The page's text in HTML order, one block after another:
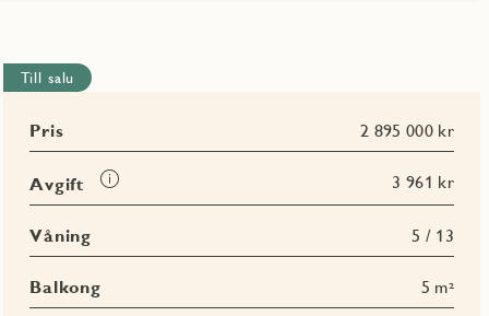
Till salu
Pris 2 895 000 kr
Avgift
Läs
mer
3 961 kr
Våning 5 / 13
Balkong 5 m²